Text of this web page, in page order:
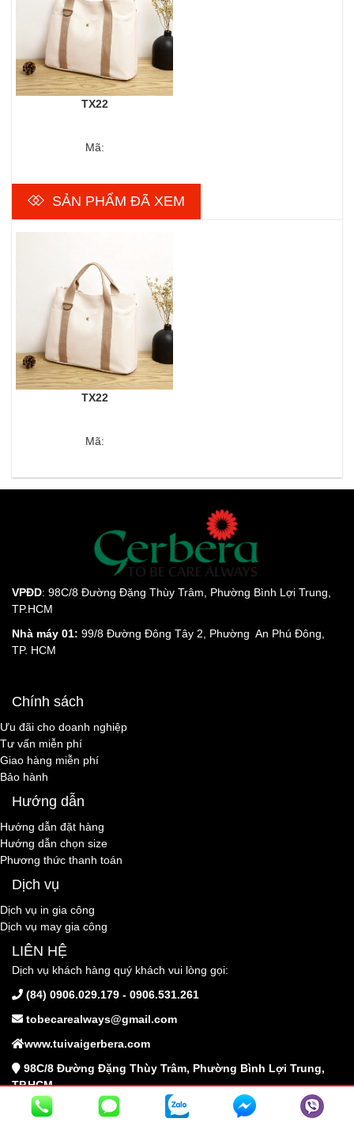
TX22
Mã:
SẢN PHẨM ĐÃ XEM
TX22
Mã:
VPĐD: 98C/8 Đường Đặng Thùy Trâm, Phường Bình Lợi Trung,
TP.HCM
Nhà máy 01: 99/8 Đường Đông Tây 2, Phường An Phú Đông,
TP. HCM
Chính sách
Ưu đãi cho doanh nghiệp
Tư vấn miễn phí
Giao hàng miễn phí
Bảo hành
Hướng dẫn
Hướng dẫn đặt hàng
Hướng dẫn chọn size
Phương thức thanh toán
Dịch vụ
Dịch vụ in gia công
Dịch vụ may gia công
LIÊN HỆ
Dịch vụ khách hàng quý khách vui lòng gọi:
(84) 0906.029.179 - 0906.531.261
tobecarealways@gmail.com
www.tuivaigerbera.com
98C/8 Đường Đặng Thùy Trâm, Phường Bình Lợi Trung,
TP.HCM